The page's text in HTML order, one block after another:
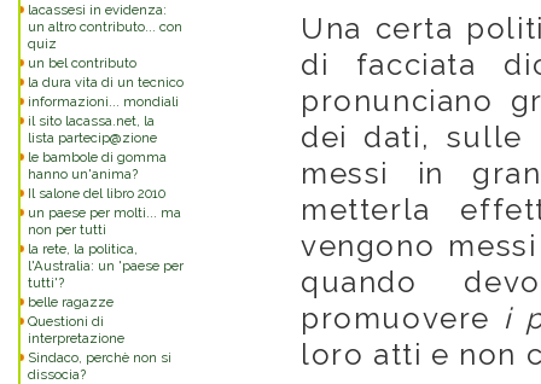
lacassesi in evidenza:
un altro contributo... con
quiz
un bel contributo
la dura vita di un tecnico
informazioni... mondiali
il sito lacassa.net, la
lista partecip@zione
le bambole di gomma
hanno un'anima?
Il salone del libro 2010
un paese per molti... ma
non per tutti
la rete, la politica,
l'Australia: un 'paese per
tutti'?
belle ragazze
Questioni di
interpretazione
Sindaco, perchè non si
dissocia?
Una certa
di facciata
pronunciano
dei dati, sulle
messi in
metterla
vengono
quando
promuovere i
loro atti e non